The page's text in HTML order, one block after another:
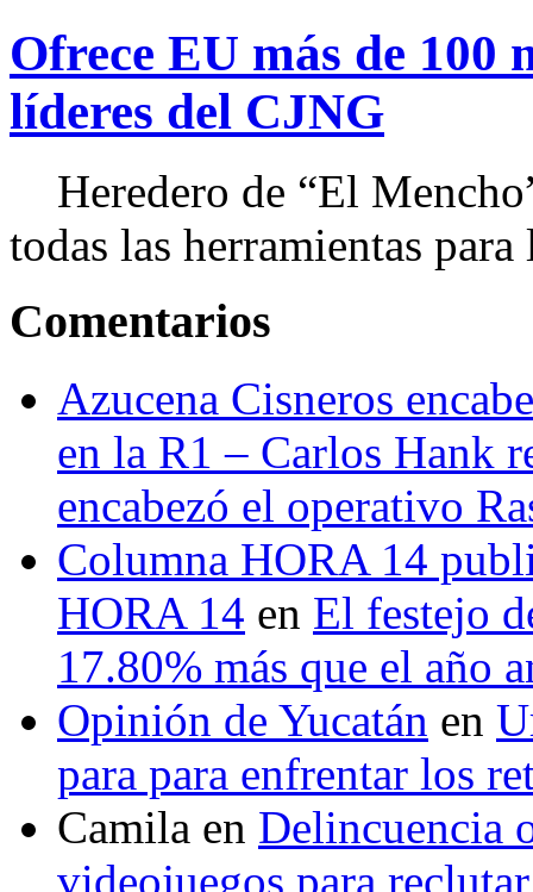
Ofrece EU más de 100
líderes del CJNG
Heredero de “El
todas las herramientas
Comentarios
Azucena Cisneros
en la R1 – Carlos Hank
encabezó el operativo
Columna HORA 14
HORA 14 en El festejo
17.80% más que el año
Opinión de Yucatán en
para para enfrentar los
Camila en Delincuencia
videojuegos para